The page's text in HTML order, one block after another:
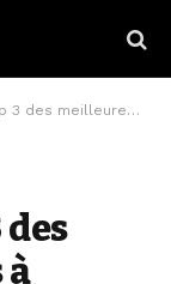
recettes à essayer chez vous
des
à